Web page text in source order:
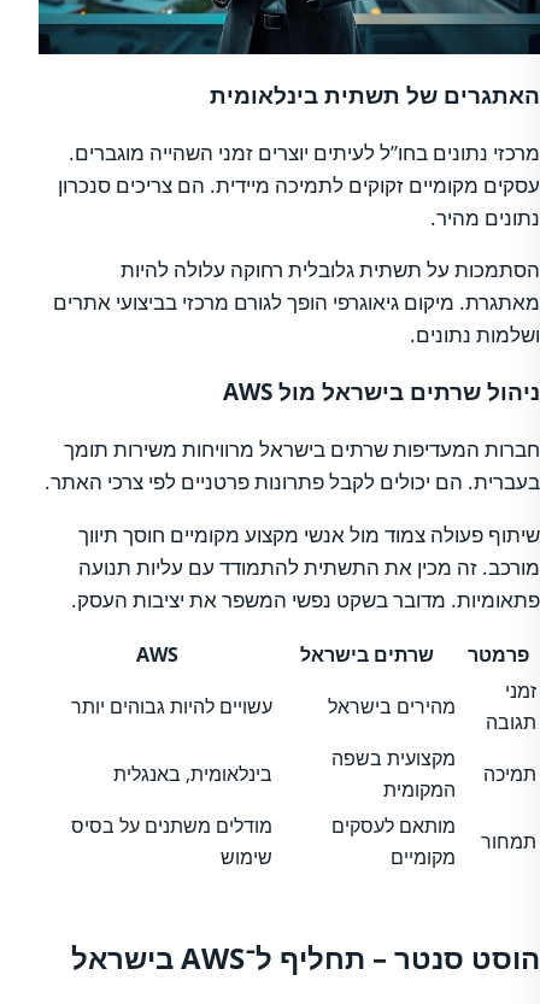
האתגרים של תשתית בינלאומית
מרכזי נתונים בחו”ל לעיתים יוצרים זמני השהייה מוגברים.
עסקים מקומיים זקוקים לתמיכה מיידית. הם צריכים סנכרון
נתונים מהיר.
הסתמכות על תשתית גלובלית רחוקה עלולה להיות
מאתגרת. מיקום גיאוגרפי הופך לגורם מרכזי בביצועי אתרים
ושלמות נתונים.
ניהול שרתים בישראל מול AWS
חברות המעדיפות שרתים בישראל מרוויחות משירות תומך
בעברית. הם יכולים לקבל פתרונות פרטניים לפי צרכי האתר.
שיתוף פעולה צמוד מול אנשי מקצוע מקומיים חוסך תיווך
מורכב. זה מכין את התשתית להתמודד עם עליות תנועה
פתאומיות. מדובר בשקט נפשי המשפר את יציבות העסק.
פרמטר שרתים בישראל
AWS
זמני
תגובה
מהירים בישראל עשויים להיות גבוהים יותר
תמיכה
מקצועית בשפה
המקומית
בינלאומית, באנגלית
תמחור
מותאם לעסקים
מקומיים
מודלים משתנים על בסיס
שימוש
הוסט סנטר – תחליף ל־AWS בישראל